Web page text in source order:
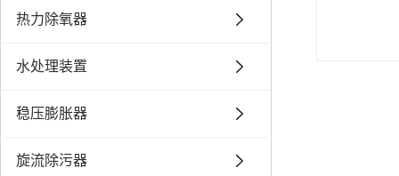
热力除氧器
水处理装置
稳压膨胀器
旋流除污器